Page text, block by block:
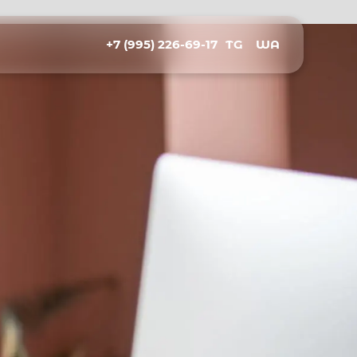
+7 (995) 226-69-17 TG WA